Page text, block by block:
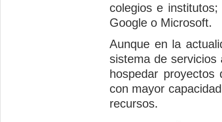
colegios e
Google o Microsoft.
Aunque en la
sistema de
hospedar proyectos
con mayor
recursos.